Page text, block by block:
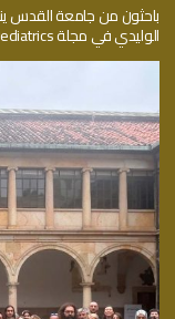
باحثون من جامعة القدس
الوليدي في مجلة Frontiers in Pediatrics